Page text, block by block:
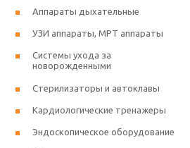
Аппараты дыхательные
УЗИ аппараты, МРТ аппараты
Системы ухода за
новорожденными
Стерилизаторы и автоклавы
Кардиологические тренажеры
Эндоскопическое оборудование